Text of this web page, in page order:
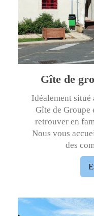
Gîte de
Idéalement situé
Gîte de
retrouver en
Nous vous
des